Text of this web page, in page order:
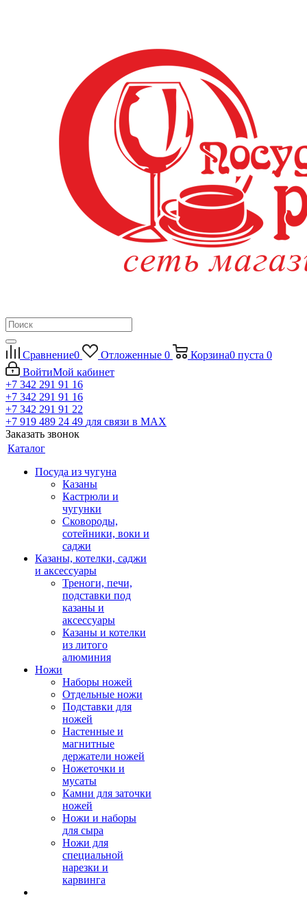
Сравнение0 Отложенные 0 Корзина0 пуста 0
ВойтиМой кабинет
+7 342 291 91 16
+7 342 291 91 16
+7 342 291 91 22
+7 919 489 24 49 для связи в МАХ
Заказать звонок
Каталог
Посуда из чугуна
Казаны
Кастрюли и
чугунки
Сковороды,
сотейники, воки и
саджи
Казаны, котелки, саджи
и аксессуары
Треноги, печи,
подставки под
казаны и
аксессуары
Казаны и котелки
из литого
алюминия
Ножи
Наборы ножей
Отдельные ножи
Подставки для
ножей
Настенные и
магнитные
держатели ножей
Ножеточки и
мусаты
Камни для заточки
ножей
Ножи и наборы
для сыра
Ножи для
специальной
нарезки и
карвинга